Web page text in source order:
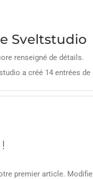
Sveltstudio
renseigné de détails.
a créé 14 entrées de
premier article.